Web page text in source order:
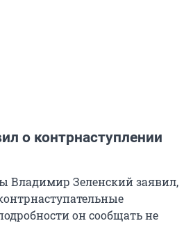
о контрнаступлении
Владимир Зеленский заявил,
он сообщать не